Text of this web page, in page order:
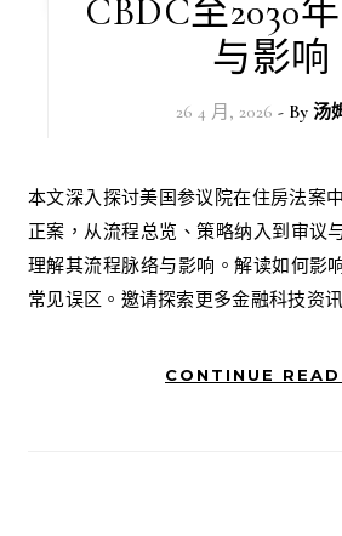
CBDC至2030
与影响
26 4 月, 2026 - By 汤
本文深入探讨美国参议院在住房法案中提出的CBDC阻挡修
正案，从流程总览、策略纳入到审议
理解其流程脉络与影响。解读如何影
常见误区。邀请探索更多金融科技资讯
CONTINUE